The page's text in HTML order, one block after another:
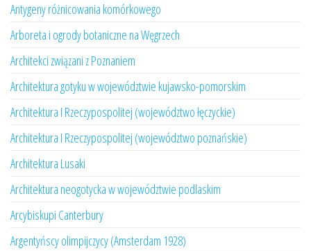
Antygeny różnicowania komórkowego
Arboreta i ogrody botaniczne na Węgrzech
Architekci związani z Poznaniem
Architektura gotyku w województwie kujawsko-pomorskim
Architektura I Rzeczypospolitej (województwo łęczyckie)
Architektura I Rzeczypospolitej (województwo poznańskie)
Architektura Lusaki
Architektura neogotycka w województwie podlaskim
Arcybiskupi Canterbury
Argentyńscy olimpijczycy (Amsterdam 1928)